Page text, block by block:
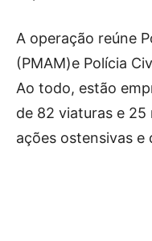
A operação reúne
(PMAM)e Polícia
Ao todo, estão
de 82 viaturas e
ações ostensivas e